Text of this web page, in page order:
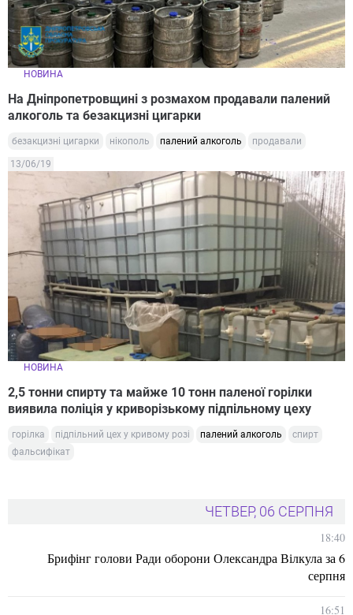
НОВИНА
На Дніпропетровщині з розмахом продавали палений
алкоголь та безакцизні цигарки
безакцизні цигарки нікополь палений алкоголь продавали
13/06/19
НОВИНА
2,5 тонни спирту та майже 10 тонн паленої горілки
виявила поліція у криворізькому підпільному цеху
горілка підпільний цех у кривому розі палений алкоголь
спирт
фальсифікат
ЧЕТВЕР, 06 СЕРПНЯ
18:40
Брифінг голови Ради оборони Олександра Вілкула за 6
серпня
16:51